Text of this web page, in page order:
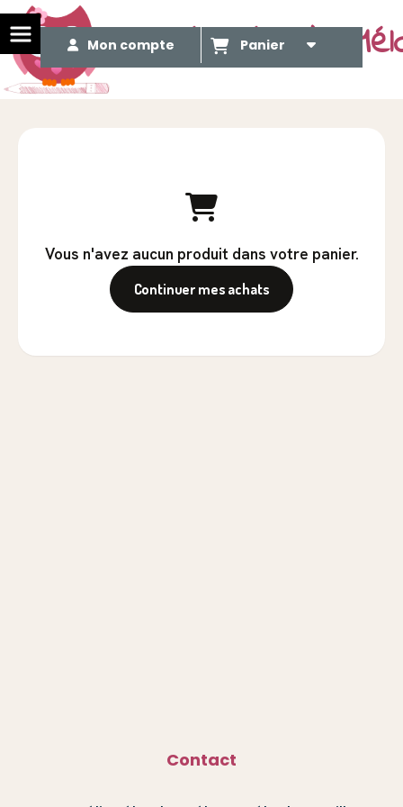
Le Méli Mélo de
Mon compte Panier
Vous n'avez aucun produit dans votre panier.
Continuer mes achats
Contact